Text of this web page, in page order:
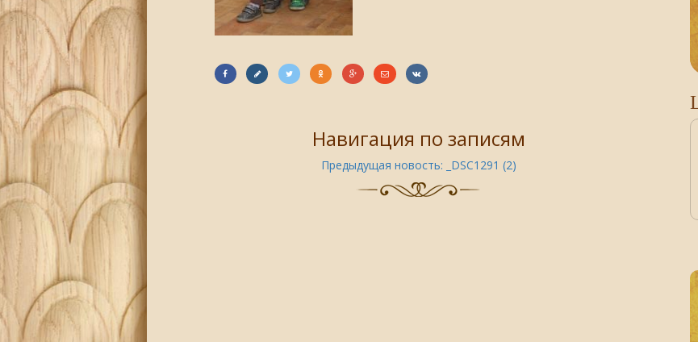
Навигация по записям
Предыдущая новость: _DSC1291 (2)